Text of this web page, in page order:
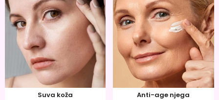
Suva koža Anti-age njega